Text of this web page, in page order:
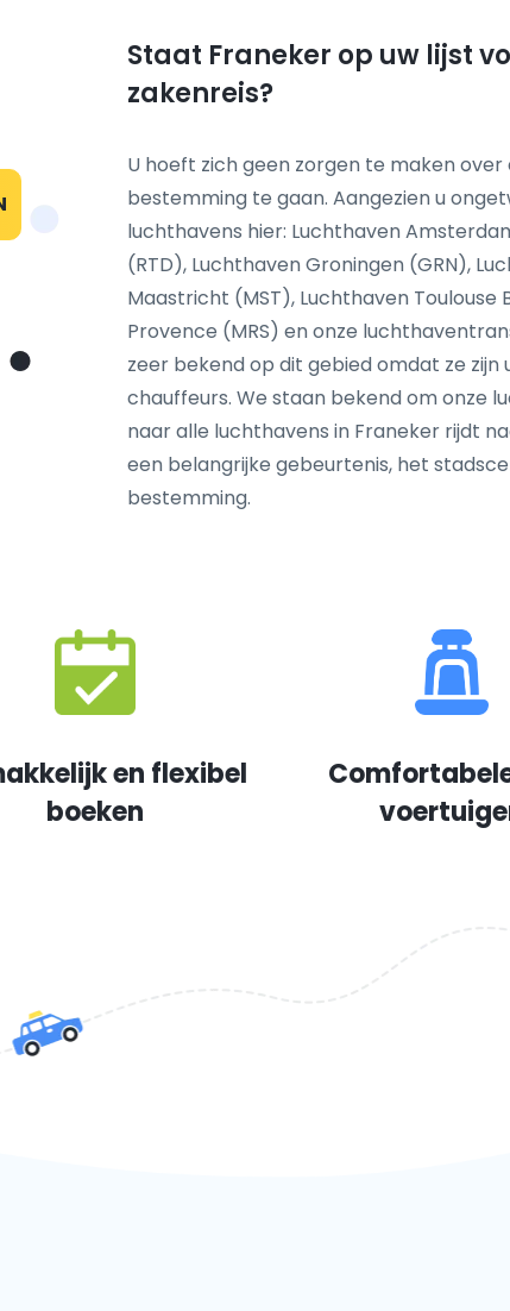
Staat Franeker op uw lijst
zakenreis?
U hoeft zich geen zorgen te maken
bestemming te gaan. Aangezien u
luchthavens hier: Luchthaven
(RTD), Luchthaven Groningen (GRN),
Maastricht (MST), Luchthaven Toulouse
Provence (MRS) en onze
zeer bekend op dit gebied omdat ze
chauffeurs. We staan bekend om onze
naar alle luchthavens in Franeker rijdt
een belangrijke gebeurtenis, het
bestemming.
en flexibel
boeken